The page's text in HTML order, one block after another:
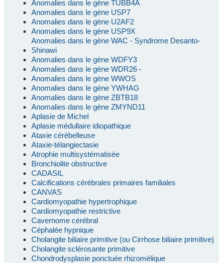
Anomalies dans le gène TUBB4A
Anomalies dans le gène USP7
Anomalies dans le gène U2AF2
Anomalies dans le gène USP9X
Anomalies dans le gène WAC - Syndrome Desanto-
Shinawi
Anomalies dans le gène WDFY3
Anomalies dans le gène WDR26 -
Anomalies dans le gène WWOS
Anomalies dans le gène YWHAG
Anomalies dans le gène ZBTB18
Anomalies dans le gène ZMYND11
Aplasie de Michel
Aplasie médullaire idiopathique
Ataxie cérébelleuse
Ataxie-télangiectasie
Atrophie multisystématisée
Bronchiolite obstructive
CADASIL
Calcifications cérébrales primaires familiales
CANVAS
Cardiomyopathie hypertrophique
Cardiomyopathie restrictive
Cavernome cérébral
Céphalée hypnique
Cholangite biliaire primitive (ou Cirrhose biliaire primitive)
Cholangite sclérosante primitive
Chondrodysplasie ponctuée rhizomélique